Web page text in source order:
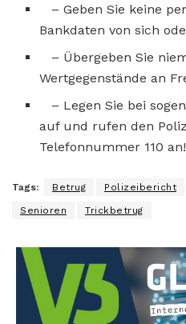
– Geben Sie keine
Bankdaten von sich
– Übergeben Sie
Wertgegenstände an
– Legen Sie bei
auf und rufen den
Telefonnummer 110 an!
Tags: Betrug Polizeibericht
Senioren Trickbetrug